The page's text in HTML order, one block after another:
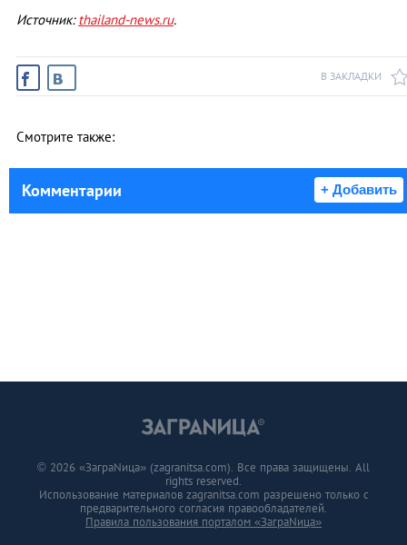
Источник:thailand-news.ru.
В ЗАКЛАДКИ
Смотрите также:
Комментарии + Добавить
© 2026 «ЗаграNица» (zagranitsa.com). Все права защищены. All
rights reserved.
Использование материалов zagranitsa.com разрешено только с
предварительного согласия правообладателей.
Правила пользования порталом «ЗаграNица»